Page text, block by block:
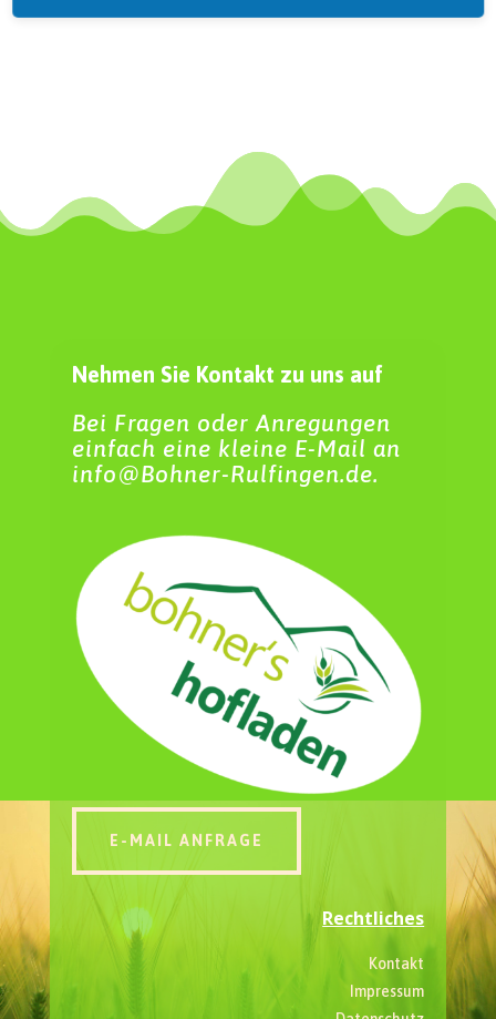
Nehmen Sie Kontakt zu uns auf
Bei Fragen oder Anregungen
einfach eine kleine E-Mail an
info@Bohner-Rulfingen.de.
E-MAIL ANFRAGE
Rechtliches
Kontakt
Impressum